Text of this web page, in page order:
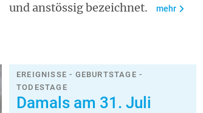
und anstössig bezeichnet.
mehr
EREIGNISSE - GEBURTSTAGE -
TODESTAGE
Damals am 31. Juli